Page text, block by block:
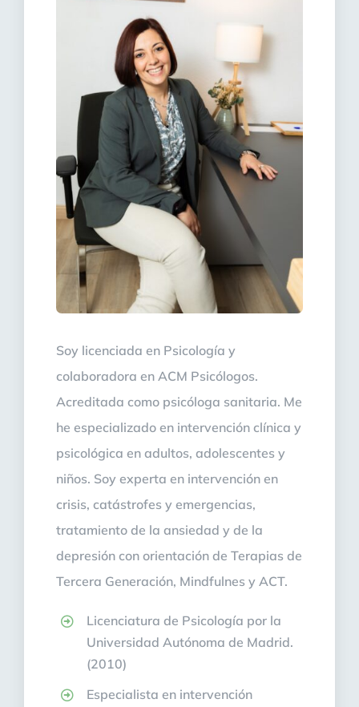
Soy licenciada en Psicología y
colaboradora en ACM Psicólogos.
Acreditada como psicóloga sanitaria. Me
he especializado en intervención clínica y
psicológica en adultos, adolescentes y
niños. Soy experta en intervención en
crisis, catástrofes y emergencias,
tratamiento de la ansiedad y de la
depresión con orientación de Terapias de
Tercera Generación, Mindfulnes y ACT.
Licenciatura de Psicología por la
Universidad Autónoma de Madrid.
(2010)
Especialista en intervención